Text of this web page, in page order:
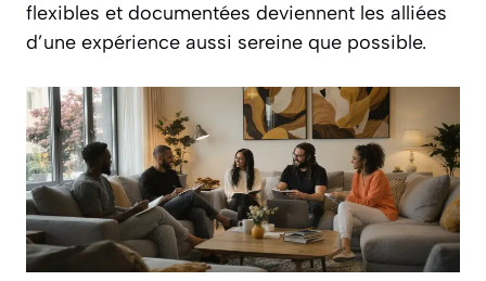
flexibles et documentées deviennent les alliées
d’une expérience aussi sereine que possible.